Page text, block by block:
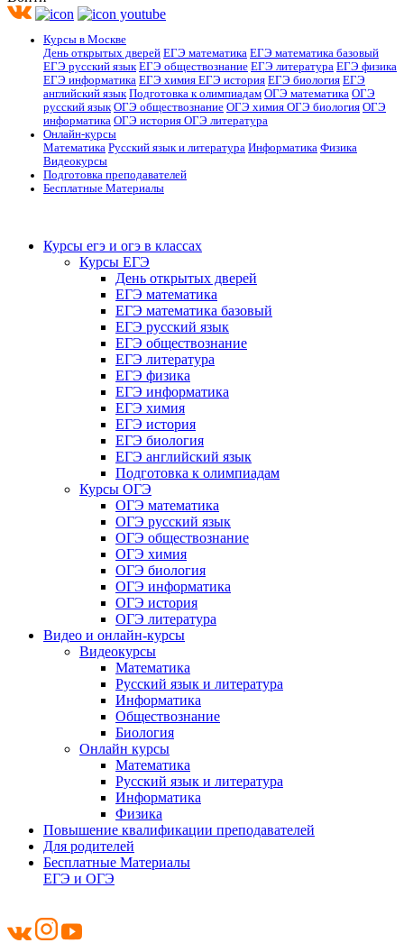
Курсы в Москве
День открытых дверей ЕГЭ математика ЕГЭ математика базовый
ЕГЭ русский язык ЕГЭ обществознание ЕГЭ литература ЕГЭ физика
ЕГЭ информатика ЕГЭ химия ЕГЭ история ЕГЭ биология ЕГЭ
английский язык Подготовка к олимпиадам ОГЭ математика ОГЭ
русский язык ОГЭ обществознание ОГЭ химия ОГЭ биология ОГЭ
информатика ОГЭ история ОГЭ литература
Онлайн-курсы
Математика Русский язык и литература Информатика Физика
Видеокурсы
Подготовка преподавателей
Бесплатные Материалы
Курсы егэ и огэ в классах
Курсы ЕГЭ
День открытых дверей
ЕГЭ математика
ЕГЭ математика базовый
ЕГЭ русский язык
ЕГЭ обществознание
ЕГЭ литература
ЕГЭ физика
ЕГЭ информатика
ЕГЭ химия
ЕГЭ история
ЕГЭ биология
ЕГЭ английский язык
Подготовка к олимпиадам
Курсы ОГЭ
ОГЭ математика
ОГЭ русский язык
ОГЭ обществознание
ОГЭ химия
ОГЭ биология
ОГЭ информатика
ОГЭ история
ОГЭ литература
Видео и онлайн-курсы
Видеокурсы
Математика
Русский язык и литература
Информатика
Обществознание
Биология
Онлайн курсы
Математика
Русский язык и литература
Информатика
Физика
Повышение квалификации преподавателей
Для родителей
Бесплатные Материалы
ЕГЭ и ОГЭ